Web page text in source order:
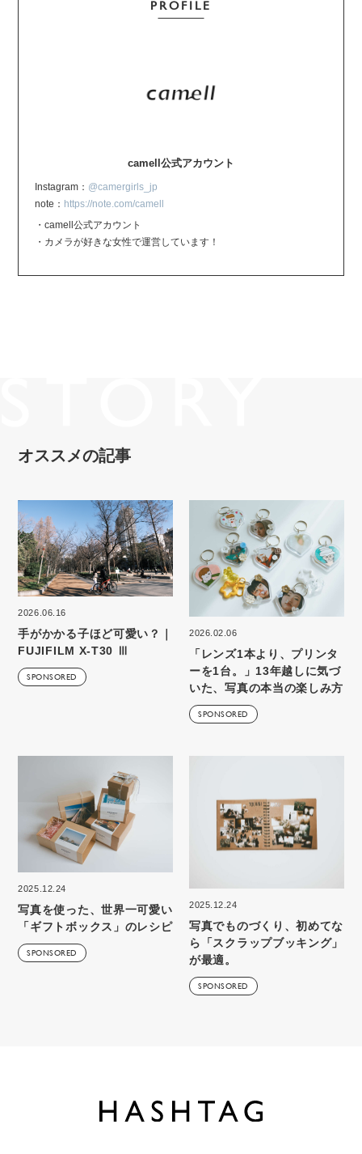
PROFILE
camell公式アカウント
Instagram： @camergirls_jp
note： https://note.com/camell
・camell公式アカウント
・カメラが好きな女性で運営しています！
オススメの記事
2026.06.16
手がかかる子ほど可愛い？｜
FUJIFILM X-T30 Ⅲ
SPONSORED
2026.02.06
「レンズ1本より、プリンタ
ーを1台。」13年越しに気づ
いた、写真の本当の楽しみ方
SPONSORED
2025.12.24
写真を使った、世界一可愛い
「ギフトボックス」のレシピ
SPONSORED
2025.12.24
写真でものづくり、初めてな
ら「スクラップブッキング」
が最適。
SPONSORED